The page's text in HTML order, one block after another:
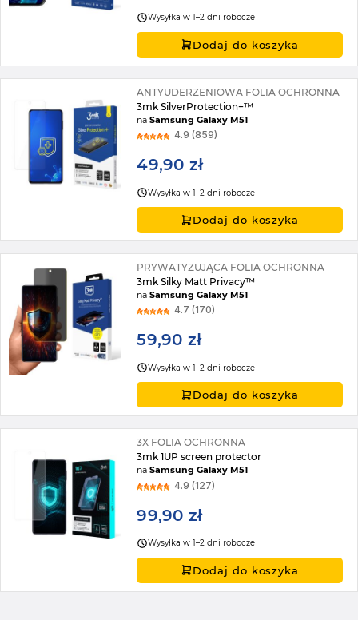
Wysyłka w 1–2 dni robocze
Dodaj do koszyka
ANTYUDERZENIOWA FOLIA OCHRONNA
3mk SilverProtection+™
naSamsung Galaxy M51
4.9 (859)
49,90 zł
Wysyłka w 1–2 dni robocze
Dodaj do koszyka
PRYWATYZUJĄCA FOLIA OCHRONNA
3mk Silky Matt Privacy™
naSamsung Galaxy M51
4.7 (170)
59,90 zł
Wysyłka w 1–2 dni robocze
Dodaj do koszyka
3X FOLIA OCHRONNA
3mk 1UP screen protector
naSamsung Galaxy M51
4.9 (127)
99,90 zł
Wysyłka w 1–2 dni robocze
Dodaj do koszyka